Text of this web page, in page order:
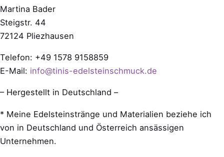
Martina Bader
Steigstr. 44
72124 Pliezhausen
Telefon: +49 1578 9158859
E-Mail: info@tinis-edelsteinschmuck.de
– Hergestellt in Deutschland –
* Meine Edelsteinstränge und Materialien beziehe ich
von in Deutschland und Österreich ansässigen
Unternehmen.